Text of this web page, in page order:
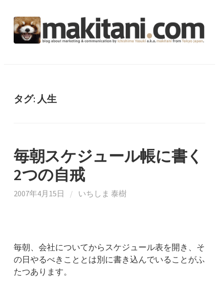
タグ: 人生
毎朝スケジュール帳に書く
2つの自戒
2007年4月15日 / いちしま 泰樹
毎朝、会社についてからスケジュール表を開き、そ
の日やるべきこととは別に書き込んでいることがふ
たつあります。